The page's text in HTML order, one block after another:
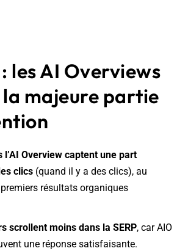
les AI Overviews
majeure partie
l’AI Overview captent une part
clics(quand il y a des clics), au
résultats organiques
scrollent moins dans la SERP, car AIO
une réponse satisfaisante.